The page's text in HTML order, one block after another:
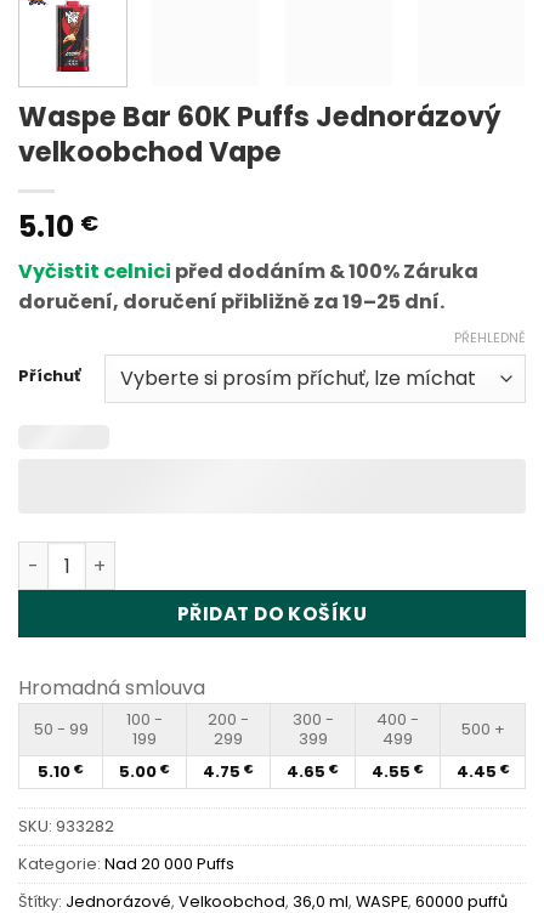
Waspe Bar 60K Puffs Jednorázový
velkoobchod Vape
5.10 €
Vyčistit celnici před dodáním & 100% Záruka
doručení, doručení přibližně za 19–25 dní.
Příchuť
PŘEHLEDNĚ
Waspe Bar 60K Puffs Disposable Vape Wholesale
PŘIDAT DO KOŠÍKU
Hromadná smlouva
50 - 99
100 -
199
200 -
299
300 -
399
400 -
499
500 +
5.10 € 5.00 € 4.75 € 4.65 € 4.55 € 4.45 €
SKU: 933282
Kategorie: Nad 20 000 Puffs
Štítky: Jednorázové, Velkoobchod, 36,0 ml, WASPE, 60000 puffů